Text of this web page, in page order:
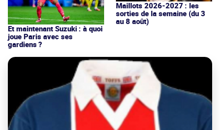
Et maintenant Suzuki : à quoi
joue Paris avec ses
gardiens ?
Maillots 2026-2027 : les
sorties de la semaine (du 3
au 8 août)